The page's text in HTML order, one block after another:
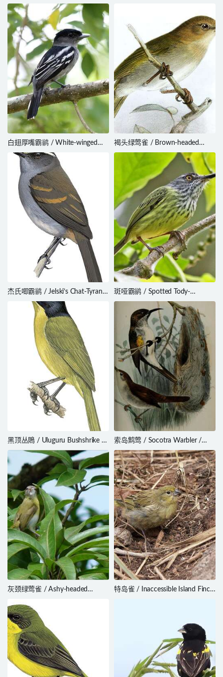
白翅厚嘴霸鹟 / White-winged
Becard / Pachyramphus
polychopterus
褐头绿莺雀 / Brown-headed
Greenlet / Hylophilus brunneiceps
杰氏唧霸鹟 / Jelski’s Chat-Tyrant
/ Silvicultrix jelskii
斑哑霸鹟 / Spotted Tody-
Flycatcher / Todirostrum
maculatum
黑顶丛鵙 / Uluguru Bushshrike /
Malaconotus alius
索岛鹪莺 / Socotra Warbler /
Incana incana
灰颈绿莺雀 / Ashy-headed
特岛雀 / Inaccessible Island Finch